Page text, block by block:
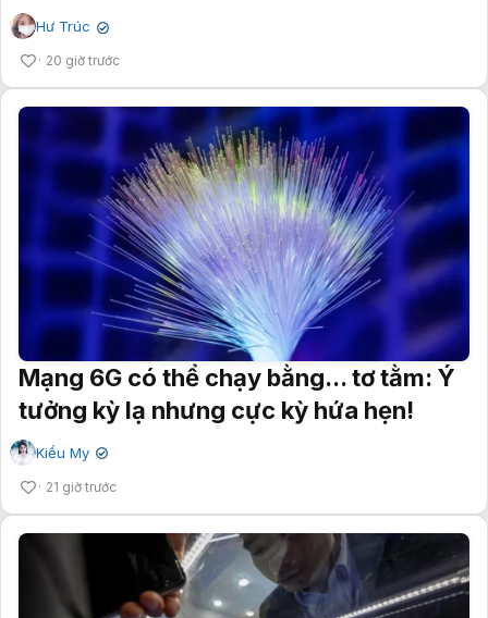
Hư Trúc ✔
20 giờ trước
Mạng 6G có thể chạy bằng... tơ tằm: Ý
tưởng kỳ lạ nhưng cực kỳ hứa hẹn!
Kiều My ✔
21 giờ trước